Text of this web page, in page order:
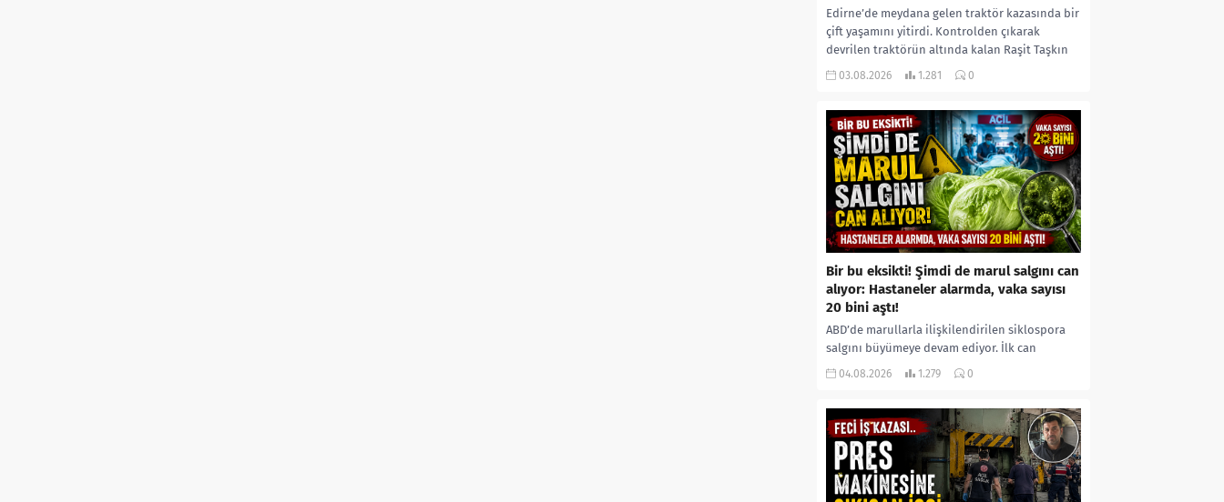
Edirne’de meydana gelen traktör kazasında bir
çift yaşamını yitirdi. Kontrolden çıkarak
devrilen traktörün altında kalan Raşit Taşkın
ile eşi Fatma...
03.08.2026 1.281 0
Bir bu eksikti! Şimdi de marul salgını can
alıyor: Hastaneler alarmda, vaka sayısı
20 bini aştı!
ABD’de marullarla ilişkilendirilen siklospora
salgını büyümeye devam ediyor. İlk can
kayıplarının yaşandığı salgında vaka sayısının
04.08.2026 1.279 0